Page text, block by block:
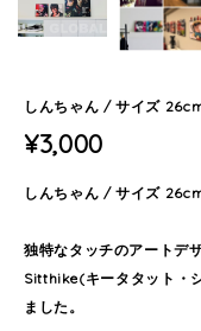
しんちゃん / サイズ
¥3,000
しんちゃん / サイズ
独特なタッチのアートデ
Sitthike(キータタット・
ました。